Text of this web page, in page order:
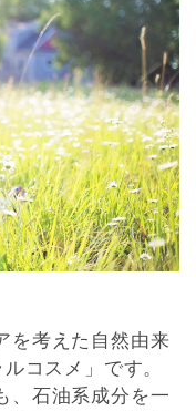
を考えた自然由来
コスメ」です。
、石油系成分を一